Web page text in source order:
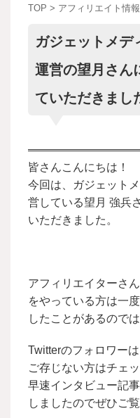
TOP > アフィリエイト情報
ガジェットメデ
運営の望月さん
ていただきまし
皆さんこんにちは！
今回は、ガジェットメ
営している望月 強兵
いただきました。
アフィリエイターさ
をやっている方は一
したことがあるので
Twitterのフォロワー
ご存じない方はチェ
早速インタビュー記
しましたのでぜひご